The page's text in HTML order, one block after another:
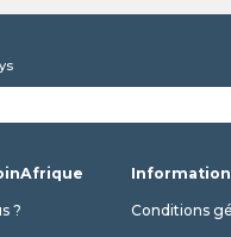
? Conditions